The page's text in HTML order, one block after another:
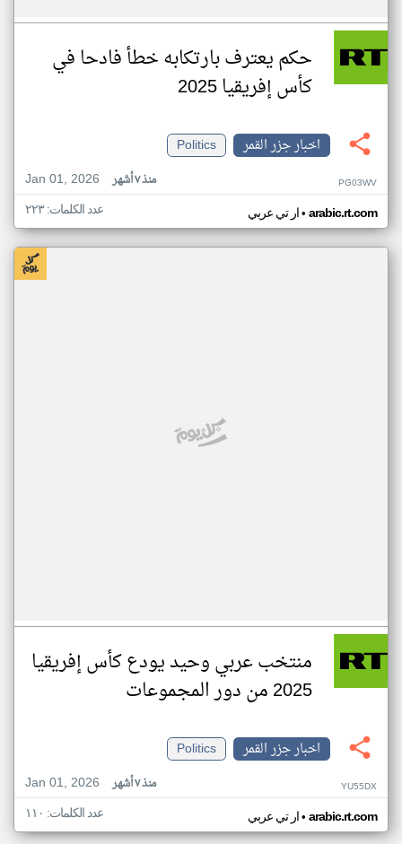
حكم يعترف بارتكابه خطأ فادحا في
كأس إفريقيا 2025
اخبار جزر القمر
Politics
Jan 01, 2026
منذ ٧ أشهر PG03WV
ار تي عربي• arabic.rt.com عدد الكلمات: ٢٢٣
منتخب عربي وحيد يودع كأس إفريقيا
2025 من دور المجموعات
اخبار جزر القمر
Politics
Jan 01, 2026
منذ ٧ أشهر YU55DX
ار تي عربي• arabic.rt.com عدد الكلمات: ١١٠